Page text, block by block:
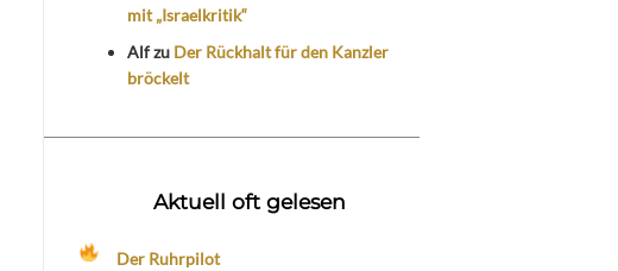
mit „Israelkritik“
Alfzu Der Rückhalt für den Kanzler
bröckelt
Aktuell oft gelesen
Der Ruhrpilot